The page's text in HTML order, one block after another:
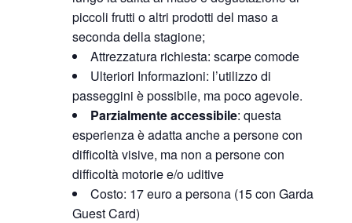
piccoli frutti o altri prodotti del maso a
seconda della stagione;
Attrezzatura richiesta: scarpe comode
Ulteriori Informazioni: l’utilizzo di
passeggini è possibile, ma poco agevole.
Parzialmente accessibile: questa
esperienza è adatta anche a persone con
difficoltà visive, ma non a persone con
difficoltà motorie e/o uditive
Costo: 17 euro a persona (15 con Garda
Guest Card)